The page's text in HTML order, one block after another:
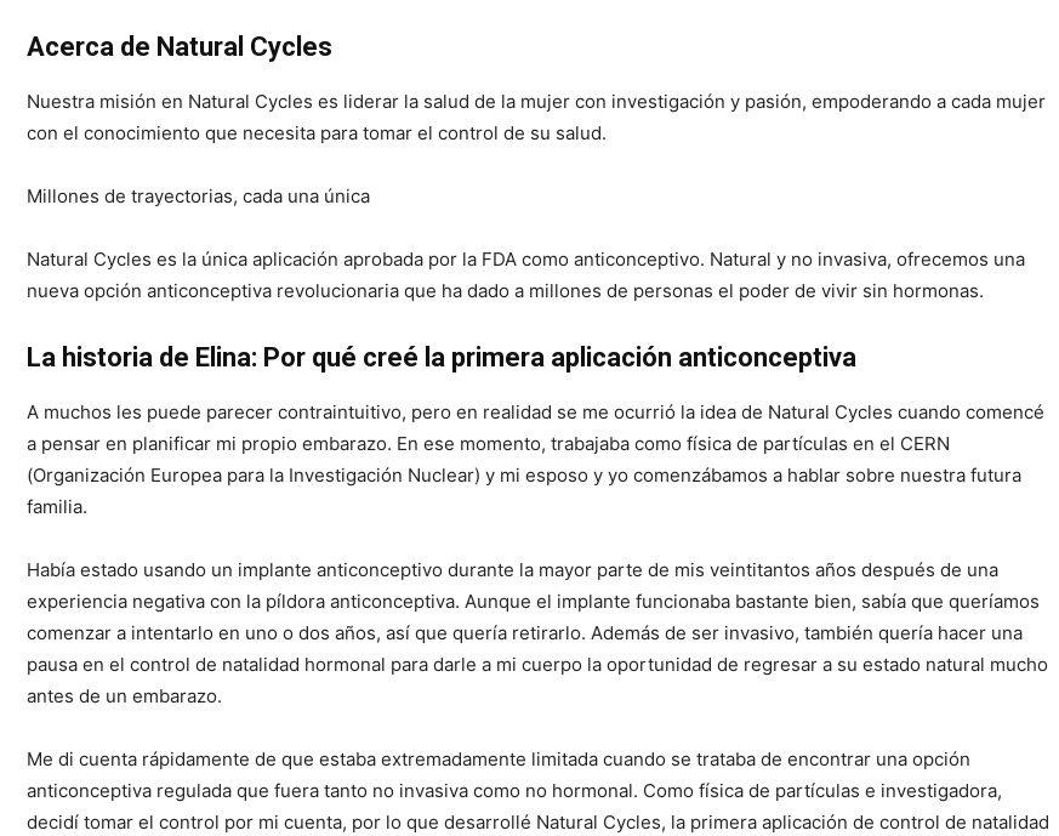
Acerca de Natural Cycles
Nuestra misión en Natural Cycles es liderar la salud de la mujer con investigación y pasión, empoderando a cada mujer
con el conocimiento que necesita para tomar el control de su salud.
Millones de trayectorias, cada una única
Natural Cycles es la única aplicación aprobada por la FDA como anticonceptivo. Natural y no invasiva, ofrecemos una
nueva opción anticonceptiva revolucionaria que ha dado a millones de personas el poder de vivir sin hormonas.
La historia de Elina: Por qué creé la primera aplicación anticonceptiva
A muchos les puede parecer contraintuitivo, pero en realidad se me ocurrió la idea de Natural Cycles cuando comencé
a pensar en planificar mi propio embarazo. En ese momento, trabajaba como física de partículas en el CERN
(Organización Europea para la Investigación Nuclear) y mi esposo y yo comenzábamos a hablar sobre nuestra futura
familia.
Había estado usando un implante anticonceptivo durante la mayor parte de mis veintitantos años después de una
experiencia negativa con la píldora anticonceptiva. Aunque el implante funcionaba bastante bien, sabía que queríamos
comenzar a intentarlo en uno o dos años, así que quería retirarlo. Además de ser invasivo, también quería hacer una
pausa en el control de natalidad hormonal para darle a mi cuerpo la oportunidad de regresar a su estado natural mucho
antes de un embarazo.
Me di cuenta rápidamente de que estaba extremadamente limitada cuando se trataba de encontrar una opción
anticonceptiva regulada que fuera tanto no invasiva como no hormonal. Como física de partículas e investigadora,
decidí tomar el control por mi cuenta, por lo que desarrollé Natural Cycles, la primera aplicación de control de natalidad